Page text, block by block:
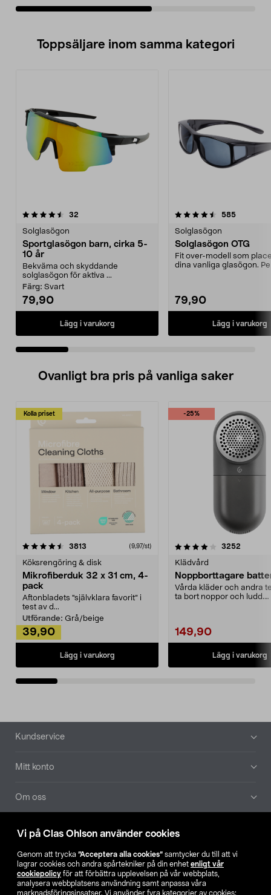
Vi på Clas Ohlson använder cookies
Genom att trycka ”Acceptera alla cookies” samtycker du till att vi
lagrar cookies och andra spårtekniker på din enhet enligt vår
cookiepolicy för att förbättra upplevelsen på vår webbplats,
analysera webbplatsens användning samt anpassa våra
marknadsföringsinsatser. Vi använder fyra kategorier av cookies:
Toppsäljare inom samma kategori
32
Solglasögon
Sportglasögon barn, cirka 5-
10 år
Bekväma och skyddande
solglasögon för aktiva ...
Färg: Svart
79,90
Lägg i varukorg
4.5 av 5 stjärnor 585
Solglasögon
Solglasögon OTG
Fit over-modell som
dina vanliga glasögon.
79,90
Lägg i varukorg
4.0 av 5 stjärnor
Ovanligt bra pris på vanliga saker
Kolla priset
3813 (9,97/st)
Köksrengöring & disk
Mikrofiberduk 32 x 31 cm, 4-
pack
Aftonbladets "självklara favorit” i
test av d...
Utförande: Grå/beige
39,90
Lägg i varukorg
-25%
4.0av 5 stjärnor 3252
Klädvård
Noppborttagare
Vårda kläder och andra
ta bort noppor och ludd.
149,90
Lägg i varukorg
4.5av 5 stjärnor
Sidfot
Kundservice
Mitt konto
Om oss
Aktuellt
Våra bolag
Hitta butik